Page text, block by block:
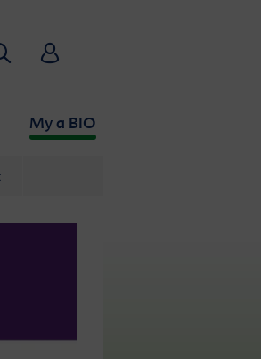
My a BIO
HiPP Babyclub